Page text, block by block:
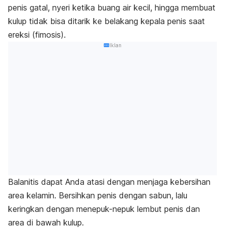
penis gatal, nyeri ketika buang air kecil, hingga membuat
kulup tidak bisa ditarik ke belakang kepala penis saat
ereksi (fimosis).
Iklan
Balanitis dapat Anda atasi dengan menjaga kebersihan
area kelamin. Bersihkan penis dengan sabun, lalu
keringkan dengan menepuk-nepuk lembut penis dan
area di bawah kulup.